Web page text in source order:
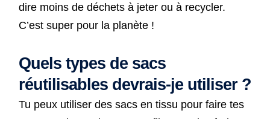
dire moins de déchets à jeter ou à recycler.
C’est super pour la planète !
Quels types de sacs
réutilisables devrais-je utiliser ?
Tu peux utiliser des sacs en tissu pour faire tes